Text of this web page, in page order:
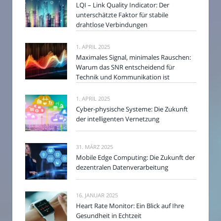
LQI – Link Quality Indicator: Der
unterschätzte Faktor für stabile
drahtlose Verbindungen
1. APRIL 2025
Maximales Signal, minimales Rauschen:
Warum das SNR entscheidend für
Technik und Kommunikation ist
1. APRIL 2025
Cyber-physische Systeme: Die Zukunft
der intelligenten Vernetzung
31. MÄRZ 2025
Mobile Edge Computing: Die Zukunft der
dezentralen Datenverarbeitung
16. JANUAR 2025
Heart Rate Monitor: Ein Blick auf Ihre
Gesundheit in Echtzeit